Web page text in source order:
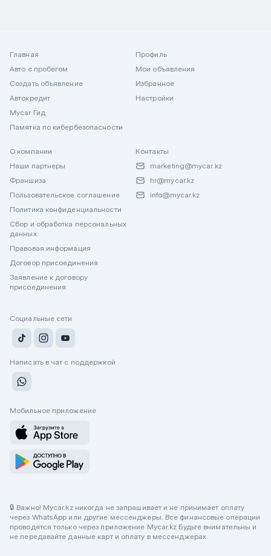
Главная
Авто с пробегом
Создать объявление
Автокредит
Mycar Гид
Памятка по кибербезопасности
Профиль
Мои объявления
Избранное
Настройки
О компании
Наши партнеры
Франшиза
Пользовательское соглашение
Политика конфиденциальности
Сбор и обработка персональных
данных
Правовая информация
Договор присоединения
Заявление к договору
присоединения
Контакты
marketing@mycar.kz
hr@mycar.kz
info@mycar.kz
Социальные сети
Написать в чат с поддержкой
Мобильное приложение
🔒 Важно! Mycar.kz никогда не запрашивает и не принимает оплату
через WhatsApp или другие мессенджеры. Все финансовые операции
проводятся только через приложение Mycar.kz Будьте внимательны и
не передавайте данные карт и оплату в мессенджерах.